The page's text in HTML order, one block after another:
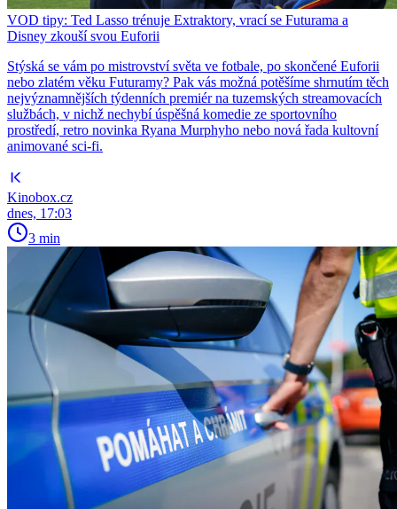
VOD tipy: Ted Lasso trénuje Extraktory, vrací se Futurama a
Disney zkouší svou Euforii
Stýská se vám po mistrovství světa ve fotbale, po skončené Euforii
nebo zlatém věku Futuramy? Pak vás možná potěšíme shrnutím těch
nejvýznamnějších týdenních premiér na tuzemských streamovacích
službách, v nichž nechybí úspěšná komedie ze sportovního
prostředí, retro novinka Ryana Murphyho nebo nová řada kultovní
animované sci-fi.
Kinobox.cz
dnes, 17:03
3 min